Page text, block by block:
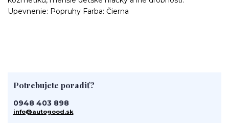
Upevnenie: Popruhy Farba: Čierna
Potrebujete poradiť?
0948 403 898
info@autogood.sk